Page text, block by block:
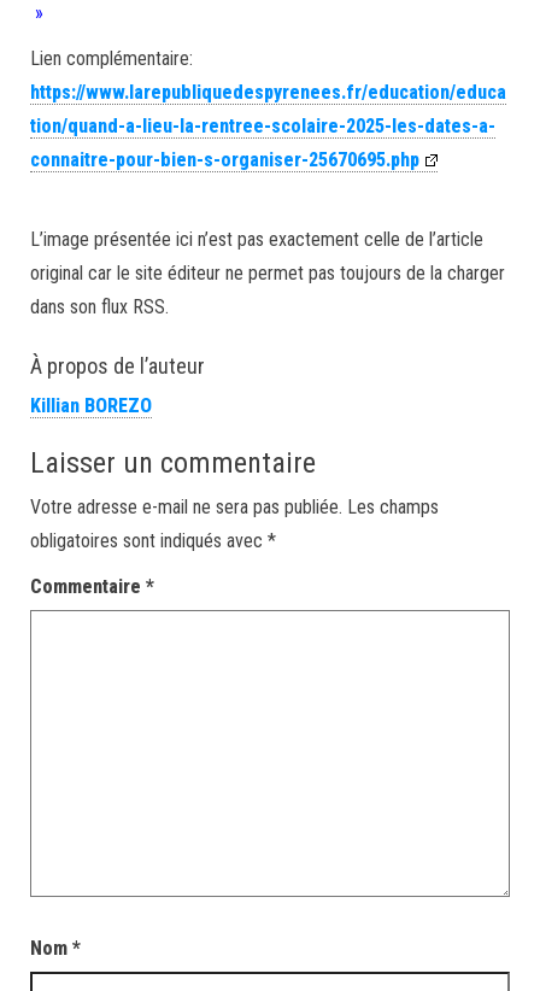
»
Lien complémentaire:
https://www.larepubliquedespyrenees.fr/education/educa
tion/quand-a-lieu-la-rentree-scolaire-2025-les-dates-a-
connaitre-pour-bien-s-organiser-25670695.php
L’image présentée ici n’est pas exactement celle de l’article
original car le site éditeur ne permet pas toujours de la charger
dans son flux RSS.
À propos de l’auteur
Killian BOREZO
Laisser un commentaire
Votre adresse e-mail ne sera pas publiée. Les champs
obligatoires sont indiqués avec *
Commentaire *
Nom *